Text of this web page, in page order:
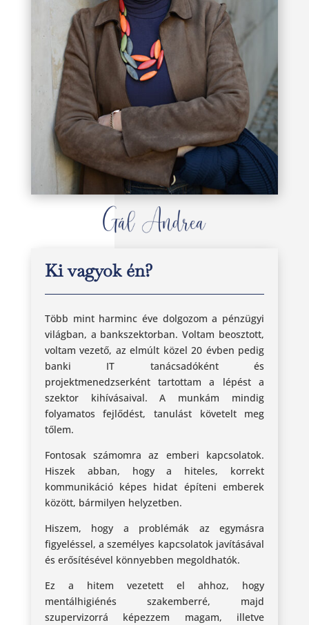
Ki vagyok én?
Több mint harminc éve dolgozom a pénzügyi
világban, a bankszektorban. Voltam beosztott,
voltam vezető, az elmúlt közel 20 évben pedig
banki IT tanácsadóként és
projektmenedzserként tartottam a lépést a
szektor kihívásaival. A munkám mindig
folyamatos fejlődést, tanulást követelt meg
tőlem.
Fontosak számomra az emberi kapcsolatok.
Hiszek abban, hogy a hiteles, korrekt
kommunikáció képes hidat építeni emberek
között, bármilyen helyzetben.
Hiszem, hogy a problémák az egymásra
figyeléssel, a személyes kapcsolatok javításával
és erősítésével könnyebben megoldhatók.
Ez a hitem vezetett el ahhoz, hogy
mentálhigiénés szakemberré, majd
szupervizorrá képezzem magam, illetve